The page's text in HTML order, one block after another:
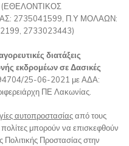
(ΕΘΕΛΟΝΤΙΚΟΣ
2735041599, Π.Υ ΜΟΛΑΩΝ:
2733023443)
διατάξεις
εκδρομέων σε Δασικές
25-06-2021 με ΑΔΑ:
ΠΕ Λακωνίας.
αυτοπροστασίαςαπό τους
μπορούν να επισκεφθούν
Πολιτικής Προστασίας στην